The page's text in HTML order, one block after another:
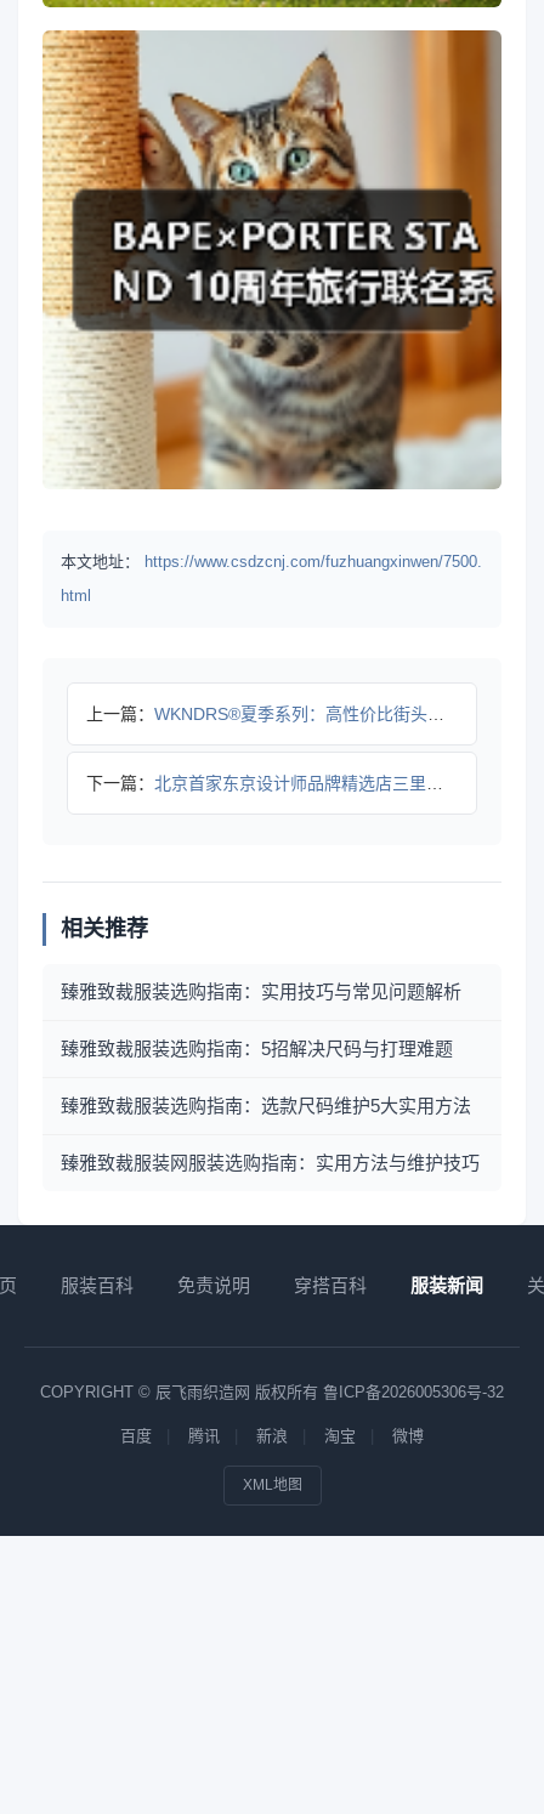
本文地址：
https://www.csdzcnj.com/fuzhuangxinwen/7500.
html
上一篇： WKNDRS®夏季系列：高性价比街头风穿搭推荐
下一篇： 北京首家东京设计师品牌精选店三里屯太古里开业
相关推荐
臻雅致裁服装选购指南：实用技巧与常见问题解析
臻雅致裁服装选购指南：5招解决尺码与打理难题
臻雅致裁服装选购指南：选款尺码维护5大实用方法
臻雅致裁服装网服装选购指南：实用方法与维护技巧
服装百科 免责说明 穿搭百科 服装新闻
COPYRIGHT © 辰飞雨织造网 版权所有 鲁ICP备2026005306号-32
百度 腾讯 新浪 淘宝 微博
XML地图